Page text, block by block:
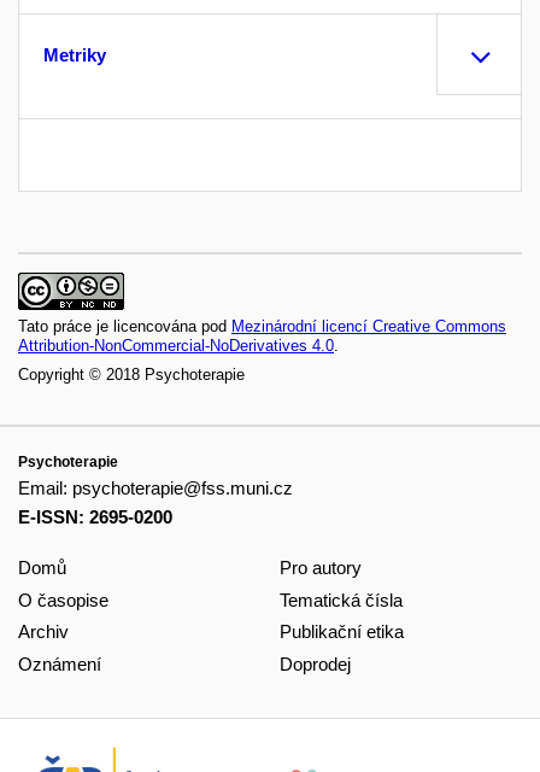
Metriky
Tato práce je licencována pod Mezinárodní licencí Creative Commons
Attribution-NonCommercial-NoDerivatives 4.0.
Copyright © 2018 Psychoterapie
Psychoterapie
Email: psychoterapie@fss.muni.cz
E-ISSN: 2695-0200
Domů
O časopise
Archiv
Oznámení
Pro autory
Tematická čísla
Publikační etika
Doprodej